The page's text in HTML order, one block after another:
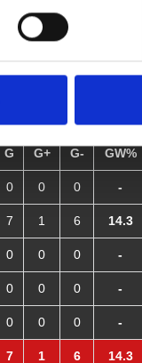
0 0
G G+ G- GW%
0 0 0 -
7 1 6 14.3
0 0 0 -
0 0 0 -
0 0 0 -
7 1 6 14.3